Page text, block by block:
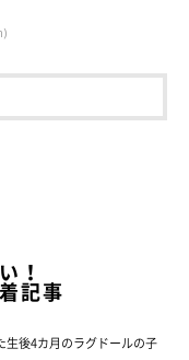
ど、コスケくんはコ
れてあげるコスケくん
てしまうのでした。
！
記事
生後4カ月のラグドールの子